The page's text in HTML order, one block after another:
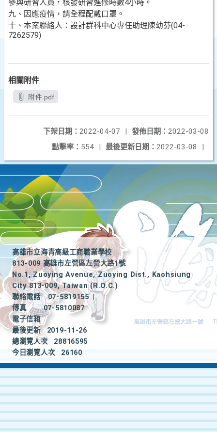
參與研習人員，核發研習進修時數4小時。
九、因應疫情，請全程配戴口罩。
十、本案聯絡人：設計群科中心專任助理陳幼芬(04-
7262579)
相關附件
附件.pdf
發佈日期： 2022-03-08
下架日期： 2022-04-07
|
最後更新日期： 2022-03-08 |
點擊率： 554 |
高雄市立海青高級工商職業學校
813-009 高雄市左營區左營大路1號
No.1, Zuoying Avenue, Zuoying Dist., Kaohsiung
City 813-009, Taiwan (R.O.C.)
聯絡電話
07-5819155
|
傳真
07-5810087
電子信箱
最後更新
2019-11-26
總瀏覽人次
28816595
今日瀏覽人次
26160